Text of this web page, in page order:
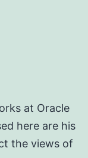
at Oracle
here are his
the views of